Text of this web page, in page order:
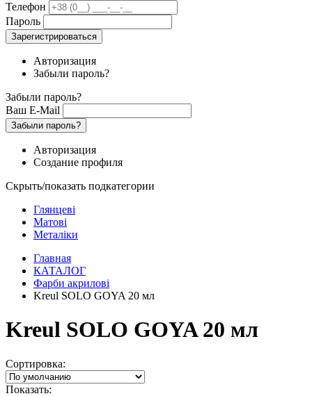
Телефон
Пароль
Зарегистрироваться
Авторизация
Забыли пароль?
Забыли пароль?
Ваш E-Mail
Забыли пароль?
Авторизация
Создание профиля
Скрыть/показать подкатегории
Глянцеві
Матові
Металіки
Главная
КАТАЛОГ
Фарби акрилові
Kreul SOLO GOYA 20 мл
Kreul SOLO GOYA 20 мл
Сортировка:
Показать: